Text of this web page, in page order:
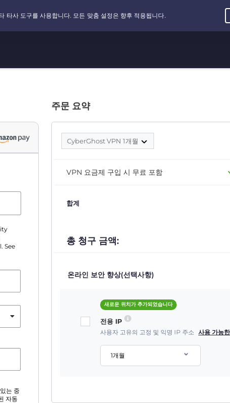
See
는 중
자동
주문 요약
CyberGhost VPN 1개월
VPN 요금제 구입 시 무료 포함
합계
총 청구 금액:
온라인 보안 향상(선택사항)
새로운 위치가 추가되었습니다
전용 IP
사용자 고유의 고정 및 익명 IP 주소 사용 가능
1개월